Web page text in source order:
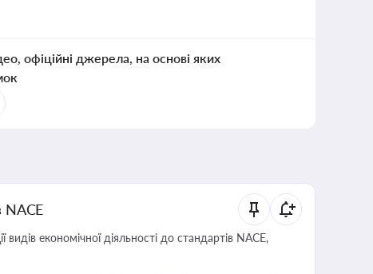
офіційні джерела, на основі яких
NACE
економічної діяльності до стандартів NACE,